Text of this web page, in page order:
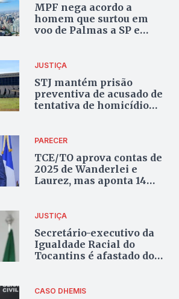
MPF nega acordo a
homem que surtou em
voo de Palmas a SP e
JUSTIÇA
STJ mantém prisão
preventiva de acusado de
tentativa de homicídio
de Palmas
PARECER
TCE/TO aprova contas de
2025 de Wanderlei e
Laurez, mas aponta 14
JUSTIÇA
Secretário-executivo da
Igualdade Racial do
Tocantins é afastado do
CASO DHEMIS